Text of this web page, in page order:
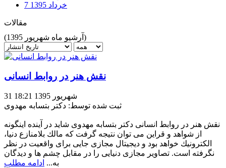
خرداد 1395
7
مقالات
(آرشیو ماه شهریور 1395)
نقش هنر در روابط انسانی
31 شهریور 1395 18:21
ثبت شده توسط: دکتر بتسابه مهدوی
نقش هنر در روابط انسانی دکتر بتسابه مهدوی شاید در آینده اینگونه
از شواهد و قراین می توان نتیجه گرفت كه مالك بلامنازع دنیا،
الكترونیك خواهد بود و دیجیتال مجازی جایی برای واقعیت در نظر
نگرفته است. تصاویر مجازی دنیایی را در مقابل چشم ها و دیدگان
به... ادامه مطلب